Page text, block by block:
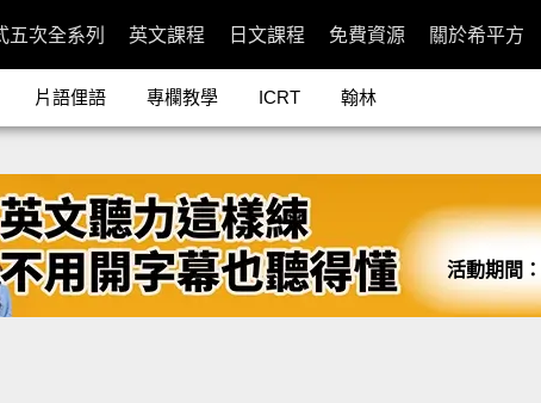
五次全系列 英文課程 日文課程 免費資源 關於希平方
片語俚語 專欄教學 ICRT 翰林
活動期間：